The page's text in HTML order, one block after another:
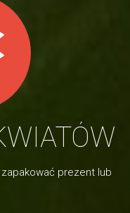
prezent lub